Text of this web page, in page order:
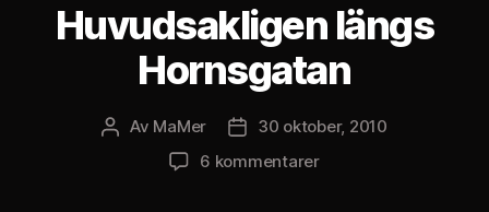
Huvudsakligen längs
Hornsgatan
Inläggsförfattare
Av MaMer Inläggsdatum
30 oktober, 2010
6 kommentarertill